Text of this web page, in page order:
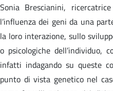
Sonia Brescianini,
l’influenza dei geni da una
la loro interazione, sullo
o psicologiche dell’individuo,
infatti indagando su queste
punto di vista genetico nel